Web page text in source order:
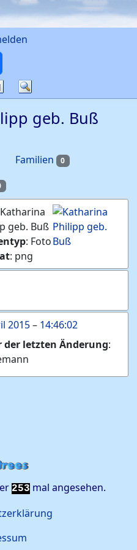
Berichte
geb. Buß
Familien 0
Katharina
geb. Buß
: Foto
: png
2015– 14:46:02
der letzten Änderung:
253 mal angesehen.